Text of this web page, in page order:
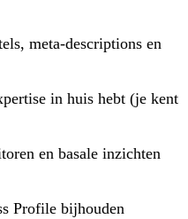
meta-descriptions en
in huis hebt (je kent
en basale inzichten
Profile bijhouden